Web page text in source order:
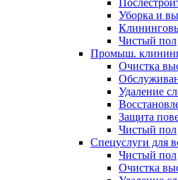
Уборка и
Чистый пол
Промыш.
Очистка
Удаление
Защита
Чистый пол
Спецуслуги для
Чистый пол
Очистка